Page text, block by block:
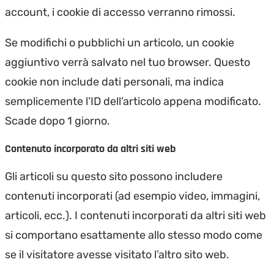
account, i cookie di accesso verranno rimossi.
Se modifichi o pubblichi un articolo, un cookie
aggiuntivo verrà salvato nel tuo browser. Questo
cookie non include dati personali, ma indica
semplicemente l’ID dell’articolo appena modificato.
Scade dopo 1 giorno.
Contenuto incorporato da altri siti web
Gli articoli su questo sito possono includere
contenuti incorporati (ad esempio video, immagini,
articoli, ecc.). I contenuti incorporati da altri siti web
si comportano esattamente allo stesso modo come
se il visitatore avesse visitato l’altro sito web.